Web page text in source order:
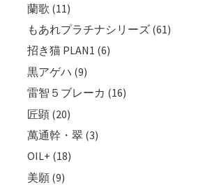
蘭歌 (11)
もあれプラチナシリーズ (61)
招き猫 PLAN1 (6)
黒アゲハ (9)
雷智５ブレーカ (16)
匠顕 (20)
萬通幹・翠 (3)
OIL+ (18)
美願 (9)